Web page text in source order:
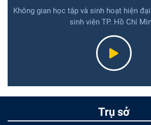
Không gian học tập và sinh hoạt hiện
sinh viên TP. Hồ Chí
Trụ sở